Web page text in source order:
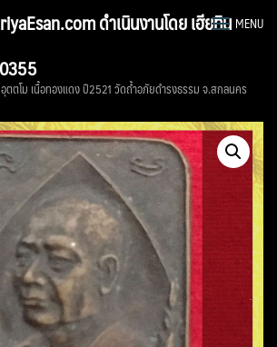
ดำเนินงานโดย เฮียทิน MENU
ตตโม เนื้อทองแดง ปี2521 วัดถ้ำอภัยดำรงธรรม จ.สกลนคร